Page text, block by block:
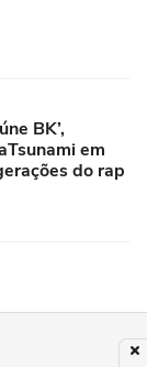
BK’,
em
do rap